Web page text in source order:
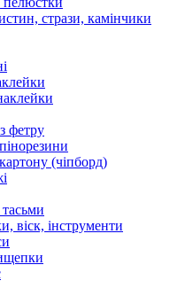
стрази, камінчики
фетру
(чіпборд)
віск, інструменти